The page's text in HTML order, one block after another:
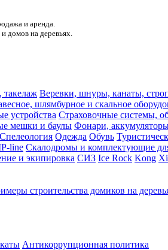
и аренда.
домов на деревьях.
такелаж Веревки, шнуры, канаты,
шлямбурное и скальное
устройства Страховочные системы,
мешки и баулы Фонари,
Спелеология Одежда Обувь
line Скалодромы и комплектующие
и экипировка СИЗ Ice Rock Kong
строительства домиков на
Антикоррупционная политика